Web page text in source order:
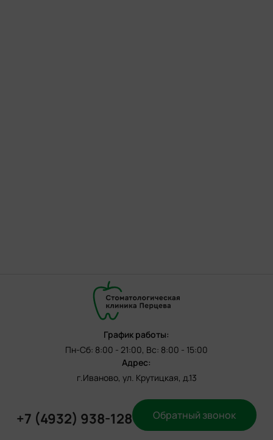
График работы:
Пн-Сб: 8:00 - 21:00, Вс: 8:00 - 15:00
Адрес:
г.Иваново, ул. Крутицкая, д.13
+7 (4932) 938-128 Обратный звонок